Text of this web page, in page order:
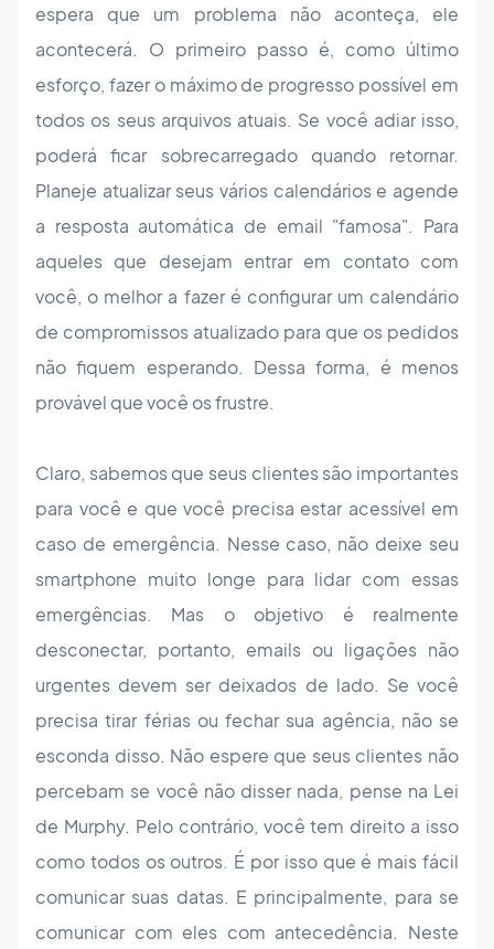
espera que um problema não aconteça, ele
acontecerá. O primeiro passo é, como último
esforço, fazer o máximo de progresso possível em
todos os seus arquivos atuais. Se você adiar isso,
poderá ficar sobrecarregado quando retornar.
Planeje atualizar seus vários calendários e agende
a resposta automática de email "famosa". Para
aqueles que desejam entrar em contato com
você, o melhor a fazer é configurar um calendário
de compromissos atualizado para que os pedidos
não fiquem esperando. Dessa forma, é menos
provável que você os frustre.
Claro, sabemos que seus clientes são importantes
para você e que você precisa estar acessível em
caso de emergência. Nesse caso, não deixe seu
smartphone muito longe para lidar com essas
emergências. Mas o objetivo é realmente
desconectar, portanto, emails ou ligações não
urgentes devem ser deixados de lado. Se você
precisa tirar férias ou fechar sua agência, não se
esconda disso. Não espere que seus clientes não
percebam se você não disser nada, pense na Lei
de Murphy. Pelo contrário, você tem direito a isso
como todos os outros. É por isso que é mais fácil
comunicar suas datas. E principalmente, para se
comunicar com eles com antecedência. Neste